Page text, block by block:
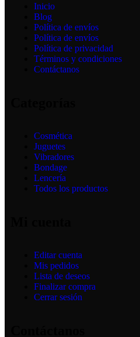
Inicio
Blog
Política de envíos
Política de envíos
Política de privacidad
Términos y condiciones
Contáctanos
Cosmética
Juguetes
Vibradores
Bondage
Lencería
Todos los productos
Editar cuenta
Mis pedidos
Lista de deseos
Finalizar compra
Cerrar sesión